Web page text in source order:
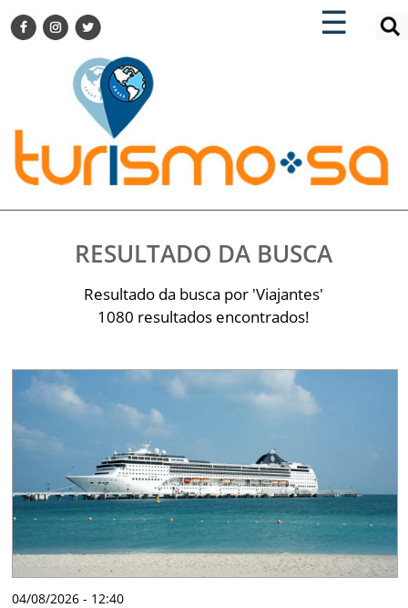
☰
×
TURISMO SA FOR BUSINESS
DESTINOS NACIONAIS
DESTINOS INTERNACIONAIS
CITY BREAK
TURISMO E MERCADO
EVENTOS
GASTRONOMIA
VITRINE
TURISMO SA TV
TESTADO E APROVADO
ÚLTIMAS NOTÍCIAS
PARCEIROS
QUEM SOMOS - EQUIPE
CONTATO
×
ENCONTRE SUA NOTÍCIA
RESULTADO DA BUSCA
Resultado da busca por 'Viajantes'
1080 resultados encontrados!
04/08/2026 - 12:40